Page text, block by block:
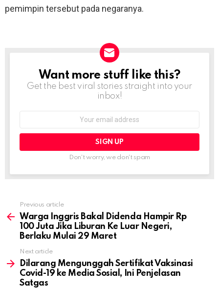
pemimpin tersebut pada negaranya.
NEWSLETTER
Want more stuff like this?
Get the best viral stories straight into your
inbox!
Don't worry, we don't spam
more
Previous article
Warga Inggris Bakal Didenda Hampir Rp
100 Juta Jika Liburan Ke Luar Negeri,
Berlaku Mulai 29 Maret
Next article
Dilarang Mengunggah Sertifikat Vaksinasi
Covid-19 ke Media Sosial, Ini Penjelasan
Satgas